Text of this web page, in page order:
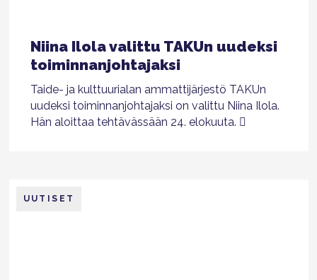
Niina Ilola valittu TAKUn uudeksi
toiminnanjohtajaksi
Taide- ja kulttuurialan ammattijärjestö TAKUn
uudeksi toiminnanjohtajaksi on valittu Niina Ilola.
Hän aloittaa tehtävässään 24. elokuuta.
UUTISET